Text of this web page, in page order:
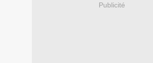
Publicité